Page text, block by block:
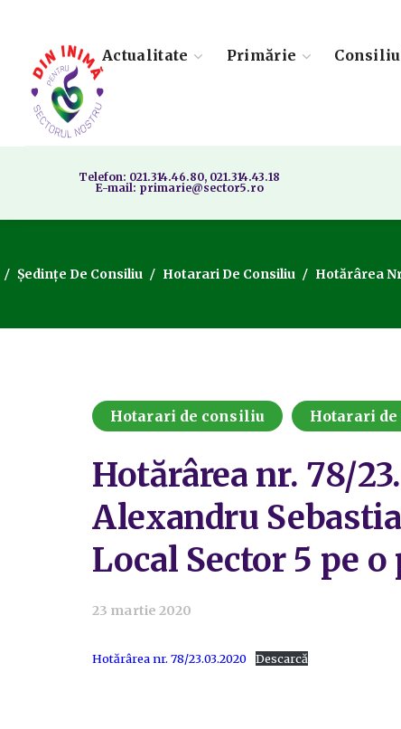
Actualitate Primărie
Telefon: 021.314.46.80, 021.314.43.18
E-mail: primarie@sector5.ro
Ședințe De Consiliu Hotarari De Consiliu Hotărârea
Hotarari de consiliu Hotarari
Hotărârea nr. 78/
Alexandru
Local Sector 5 pe
23 martie 2020
Hotărârea nr. 78/23.03.2020 Descarcă